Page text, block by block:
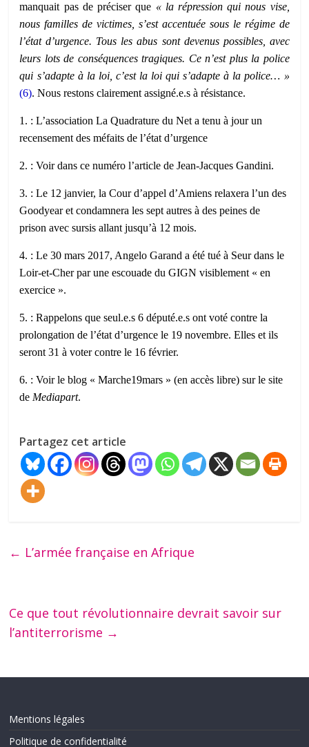
manquait pas de préciser que « la répression qui nous vise,
nous familles de victimes, s’est accentuée sous le régime de
l’état d’urgence. Tous les abus sont devenus possibles, avec
leurs lots de conséquences tragiques. Ce n’est plus la police
qui s’adapte à la loi, c’est la loi qui s’adapte à la police… »
(6). Nous restons clairement assigné.e.s à résistance.
1. : L’association La Quadrature du Net a tenu à jour un
recensement des méfaits de l’état d’urgence
2. : Voir dans ce numéro l’article de Jean-Jacques Gandini.
3. : Le 12 janvier, la Cour d’appel d’Amiens relaxera l’un des
Goodyear et condamnera les sept autres à des peines de
prison avec sursis allant jusqu’à 12 mois.
4. : Le 30 mars 2017, Angelo Garand a été tué à Seur dans le
Loir-et-Cher par une escouade du GIGN visiblement « en
exercice ».
5. : Rappelons que seul.e.s 6 député.e.s ont voté contre la
prolongation de l’état d’urgence le 19 novembre. Elles et ils
seront 31 à voter contre le 16 février.
6. : Voir le blog « Marche19mars » (en accès libre) sur le site
de Mediapart.
Partagez cet article
← L’armée française en Afrique
Ce que tout révolutionnaire devrait savoir sur
l’antiterrorisme →
Mentions légales
Politique de confidentialité